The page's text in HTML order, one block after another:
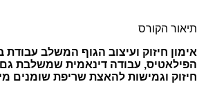
תיאור הקורס
אימון חיזוק ועיצוב הגוף המשלב
הפילאטיס, עבודה דינאמית שמשלבת גם
חיזוק וגמישות להאצת שריפת שומנים